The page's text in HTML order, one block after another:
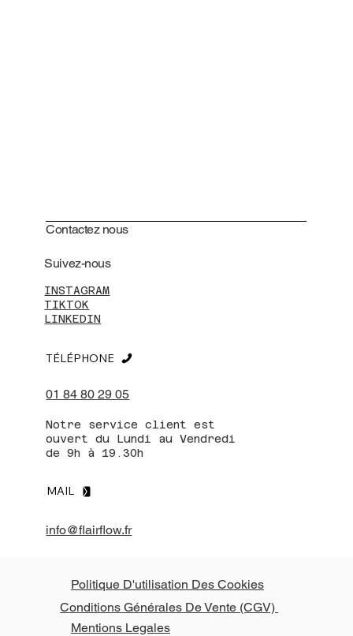
Contactez nous
INSTAGRAM
TIKTOK
LINKEDIN
Suivez-nous
01 84 80 29 05
TÉLÉPHONE
Notre service client est
ouvert du Lundi au Vendredi
de 9h à 19.30h
MAIL
info@flairflow.fr
Politique D'utilisation Des Cookies
Conditions Générales De Vente (CGV)
Mentions Legales